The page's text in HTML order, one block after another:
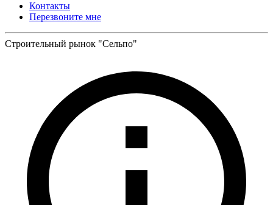
Контакты
Перезвоните мне
Строительный рынок "Сельпо"